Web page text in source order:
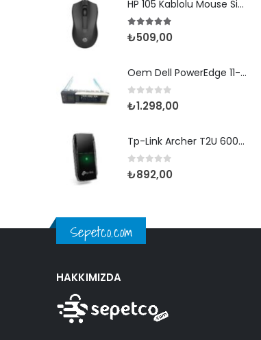
HP 105 Kablolu Mouse Siyah (822M9UT)
5.005 üzerinden
₺509,00
Oem Dell PowerEdge 11-12-13th Gen 2.5” Disk Kızağı
0 5 üzerinden
₺1.298,00
Tp-Link Archer T2U 600Mbps Dualband USB Adaptör
0 5 üzerinden
₺892,00
Sepetco.com
HAKKIMIZDA